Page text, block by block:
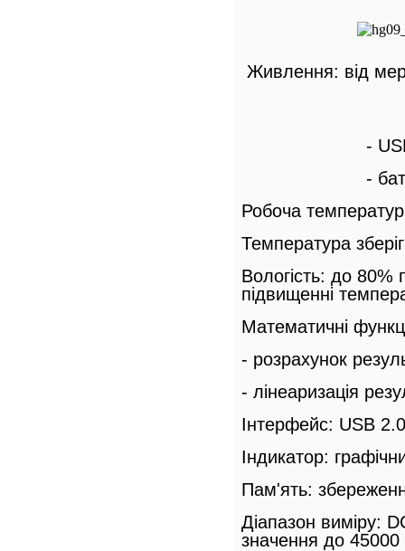
Живлення: від
-
-
Робоча
Температура
Вологість: до 80%
підвищенні
Математичні
- розрахунок
- лінеаризація
Інтерфейс: USB 2.0
Індикатор:
Пам'ять:
Діапазон виміру:
значення до 45000